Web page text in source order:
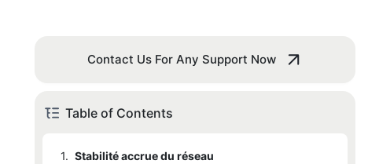
Contact Us For Any Support Now
Table of Contents
1. Stabilité accrue du réseau